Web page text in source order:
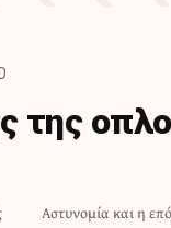
της
Αστυνομία και η